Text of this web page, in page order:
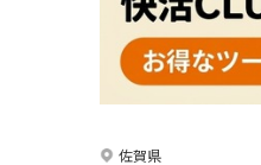
佐賀県